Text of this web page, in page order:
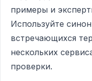
примеры и
Используйте
встречающихся
нескольких
проверки.